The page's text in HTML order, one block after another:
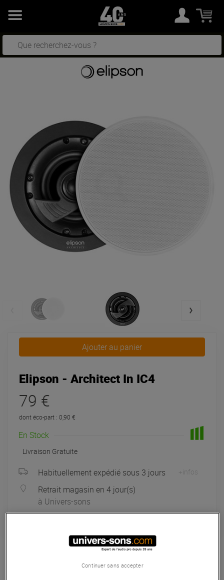
Ajouter au panier
Elipson - Architect In IC4
79 €
dont éco-part : 0,90 €
En Stock
Livraison Gratuite
Habituellement expédié sous 3 jours +infos
Retrait magasin en 4 jour(s)
à Univers-sons
Garantie3 ans
Eligible à la Garantie Sérénité
Continuer sans accepter